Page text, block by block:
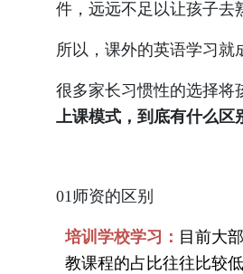
件，远远不足以让孩子去
所以，课外的英语学习就
很多家长习惯性的选择将
上课模式，到底有什么区
01师资的区别
培训学校学习： 目前大
教课程的占比往往比较